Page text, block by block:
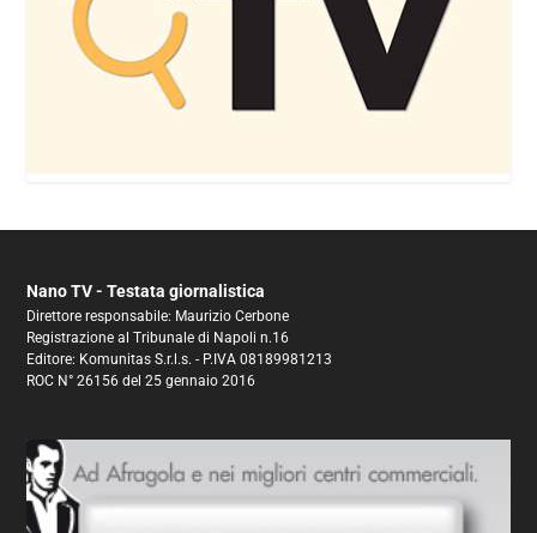
Nano TV - Testata giornalistica
Direttore responsabile: Maurizio Cerbone
Registrazione al Tribunale di Napoli n.16
Editore: Komunitas S.r.l.s. - P.IVA 08189981213
ROC N° 26156 del 25 gennaio 2016